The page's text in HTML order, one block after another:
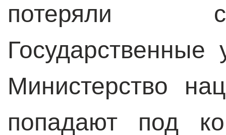
потеряли
Государственные
Министерство
попадают под